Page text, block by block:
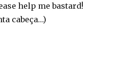
help me bastard!
cabeça…)